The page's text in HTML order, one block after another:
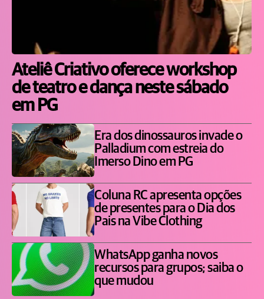
Ateliê Criativo oferece workshop
de teatro e dança neste sábado
em PG
Era dos dinossauros invade o
Palladium com estreia do
Imerso Dino em PG
Coluna RC apresenta opções
de presentes para o Dia dos
Pais na Vibe Clothing
WhatsApp ganha novos
recursos para grupos; saiba o
que mudou